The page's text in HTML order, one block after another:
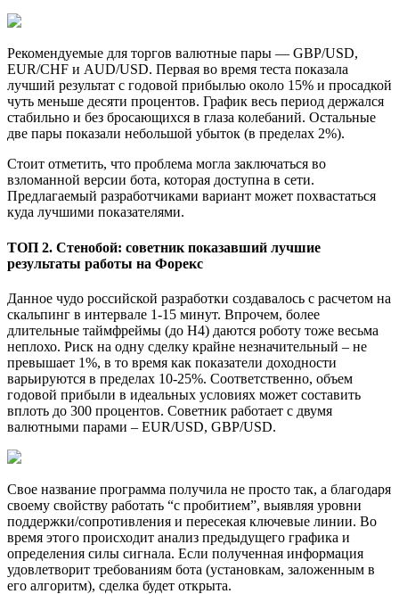
Рекомендуемые для торгов валютные пары — GBP/USD,
EUR/CHF и AUD/USD. Первая во время теста показала
лучший результат с годовой прибылью около 15% и просадкой
чуть меньше десяти процентов. График весь период держался
стабильно и без бросающихся в глаза колебаний. Остальные
две пары показали небольшой убыток (в пределах 2%).
Стоит отметить, что проблема могла заключаться во
взломанной версии бота, которая доступна в сети.
Предлагаемый разработчиками вариант может похвастаться
куда лучшими показателями.
ТОП 2. Стенобой: советник показавший лучшие
результаты работы на Форекс
Данное чудо российской разработки создавалось с расчетом на
скальпинг в интервале 1-15 минут. Впрочем, более
длительные таймфреймы (до H4) даются роботу тоже весьма
неплохо. Риск на одну сделку крайне незначительный – не
превышает 1%, в то время как показатели доходности
варьируются в пределах 10-25%. Соответственно, объем
годовой прибыли в идеальных условиях может составить
вплоть до 300 процентов. Советник работает с двумя
валютными парами – EUR/USD, GBP/USD.
Свое название программа получила не просто так, а благодаря
своему свойству работать “с пробитием”, выявляя уровни
поддержки/сопротивления и пересекая ключевые линии. Во
время этого происходит анализ предыдущего графика и
определения силы сигнала. Если полученная информация
удовлетворит требованиям бота (установкам, заложенным в
его алгоритм), сделка будет открыта.